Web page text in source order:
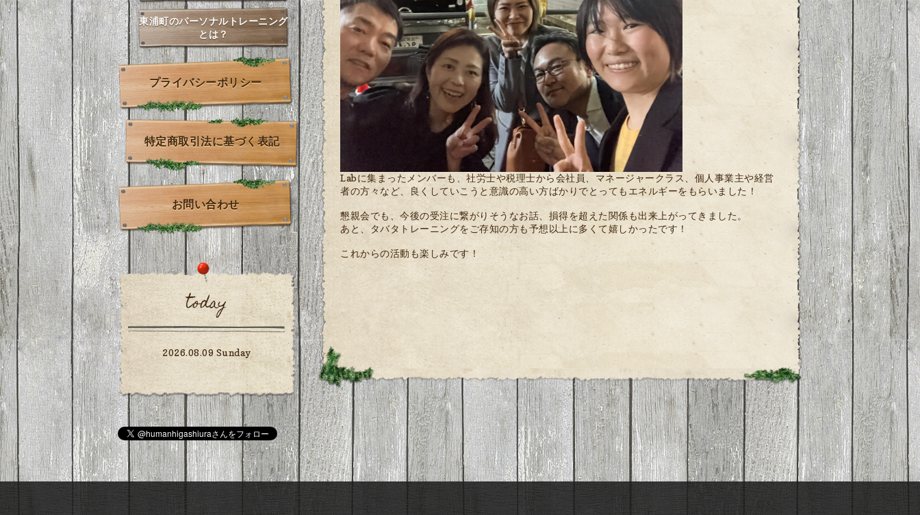
Labに集まったメンバーも、社労士や税理士から会社員、マネージャークラス、個人事業主や経営
者の方々など、良くしていこうと意識の高い方ばかりでとってもエネルギーをもらいました！
懇親会でも、今後の受注に繋がりそうなお話、損得を超えた関係も出来上がってきました。
あと、タバタトレーニングをご存知の方も予想以上に多くて嬉しかったです！
これからの活動も楽しみです！
東浦町のパーソナルトレーニング
とは？
プライバシーポリシー
特定商取引法に基づく表記
お問い合わせ
today
2026.08.09 Sunday